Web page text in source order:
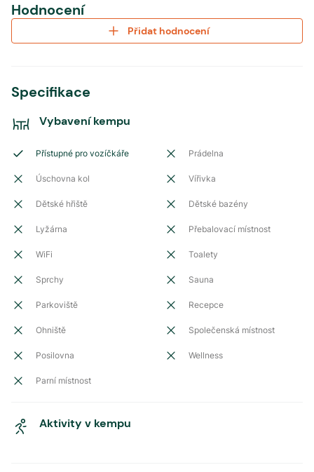
Hodnocení
Přidat hodnocení
Specifikace
Vybavení kempu
Přístupné pro vozíčkáře Prádelna
Úschovna kol Vířivka
Dětské hřiště Dětské bazény
Lyžárna Přebalovací místnost
WiFi Toalety
Sprchy Sauna
Parkoviště Recepce
Ohniště Společenská místnost
Posilovna Wellness
Parní místnost
Aktivity v kempu